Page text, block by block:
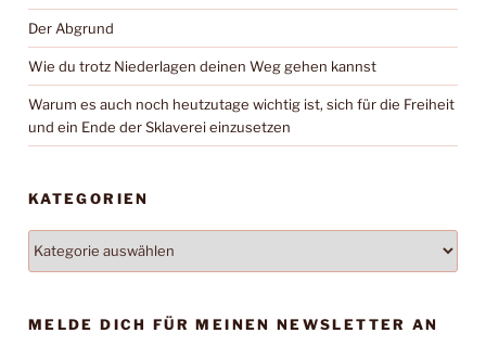
Der Abgrund
Wie du trotz Niederlagen deinen Weg gehen kannst
Warum es auch noch heutzutage wichtig ist, sich für die Freiheit
und ein Ende der Sklaverei einzusetzen
KATEGORIEN
MELDE DICH FÜR MEINEN NEWSLETTER AN